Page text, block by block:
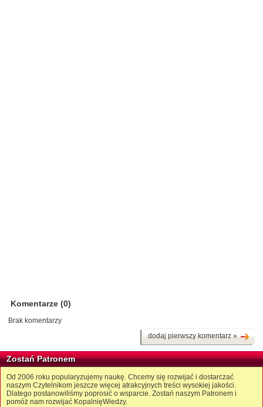
Komentarze (0)
Brak komentarzy
dodaj pierwszy komentarz »
Zostań Patronem
Od 2006 roku popularyzujemy naukę. Chcemy się rozwijać i dostarczać
naszym Czytelnikom jeszcze więcej atrakcyjnych treści wysokiej jakości.
Dlatego postanowiliśmy poprosić o wsparcie. Zostań naszym Patronem i
pomóż nam rozwijać KopalnięWiedzy.